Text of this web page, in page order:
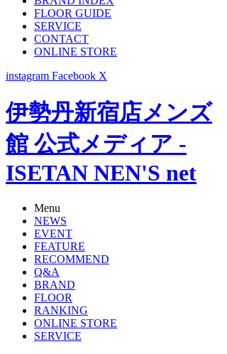
FLOOR GUIDE
SERVICE
CONTACT
ONLINE STORE
instagram Facebook X
伊勢丹新宿店メンズ
館 公式メディア -
ISETAN NEN'S net
Menu
NEWS
EVENT
FEATURE
RECOMMEND
Q&A
BRAND
FLOOR
RANKING
ONLINE STORE
SERVICE